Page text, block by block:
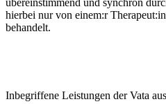
übereinstimmend und synchron
hierbei nur von einem:r
behandelt.
Inbegriffene Leistungen der Vata